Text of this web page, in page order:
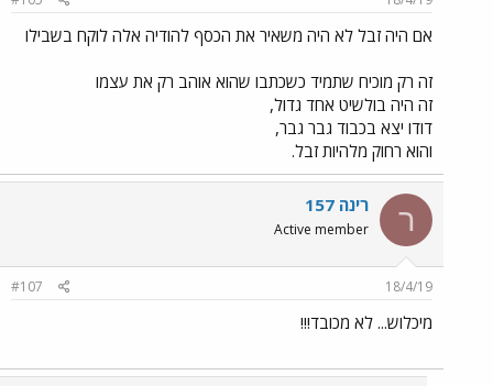
אם היה זבל לא היה משאיר את הכסף להודיה אלה לוקח בשבילו
זה רק מוכיח שתמיד כשכתבו שהוא אוהב רק את עצמו
זה היה בולשיט אחד גדול,
דודו יצא בכבוד גבר גבר,
והוא רחוק מלהיות זבל.
ר רינה 157
Active member
18/4/19
#107
מיכלוש... לא מכובד!!!